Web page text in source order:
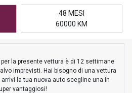
48 MESI
60000 KM
la presente vettura è di 12 settimane
imprevisti. Hai bisogno di una vettura
la tua nuova auto scegline una in
vantaggiosi!